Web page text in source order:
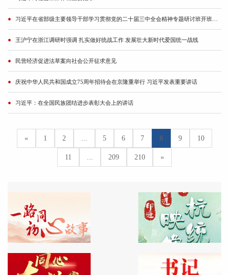
王沪宁在浙江调研时强调 扎实做好统战工作 发展壮大新时代爱国统一战线
民营经济促进法草案向社会公开征求意见
庆祝中华人民共和国成立75周年招待会在京隆重举行 习近平发表重要讲话
习近平：在全国民族团结进步表彰大会上的讲话
« 1 2 ... 5 6 7 8 9 10
11 ... 209 210 »